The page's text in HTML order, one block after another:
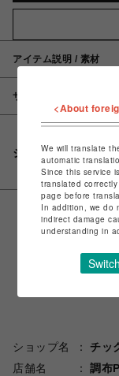
アイテム説明 / 素材
サイズ
シェアする
ショップ名
チッ
店舗名
調布
<About
We will translate
automatic
Since this service
translated
page before
In addition, we do
indirect damage
understanding in